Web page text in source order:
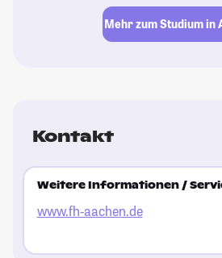
Mehr zum Studium in
Kontakt
Weitere Informationen /
www.fh-aachen.de